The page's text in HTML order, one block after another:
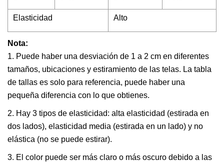
Elasticidad Alto
Nota:
1. Puede haber una desviación de 1 a 2 cm en diferentes
tamaños, ubicaciones y estiramiento de las telas. La tabla
de tallas es solo para referencia, puede haber una
pequeña diferencia con lo que obtienes.
2. Hay 3 tipos de elasticidad: alta elasticidad (estirada en
dos lados), elasticidad media (estirada en un lado) y no
elástica (no se puede estirar).
3. El color puede ser más claro o más oscuro debido a las